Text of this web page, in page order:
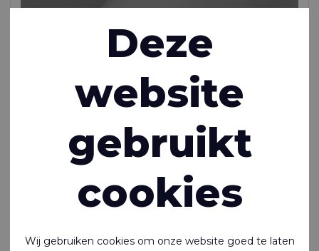
HPL Comfort™ 158
Ademende, waterdichte polyester keperstof met Co-
PES-membraan
Polyester - 167 Dtex , Co-PES gelamineerd, 160 g/m²
Op bestelling gemaakt
Deze
website
gebruikt
cookies
Wij gebruiken cookies om onze website goed te laten